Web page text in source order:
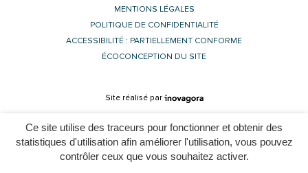
Ce site utilise des traceurs pour fonctionner et obtenir des
statistiques d'utilisation afin améliorer l'utilisation, vous pouvez
contrôler ceux que vous souhaitez activer.
MENTIONS LÉGALES
POLITIQUE DE CONFIDENTIALITÉ
ACCESSIBILITÉ : PARTIELLEMENT CONFORME
ÉCOCONCEPTION DU SITE
Site réalisé par Inovagora (ouverture dans un nouvel